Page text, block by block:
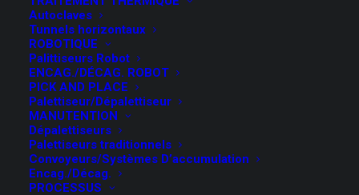
Autoclaves
Tunnels horizontaux
ROBOTIQUE
Palittiseurs Robot
ENCAG./DÉCAG. ROBOT
PICK AND PLACE
Palettiseur/Dépalettiseur
MANUTENTION
Dépalettiseurs
Palettiseurs traditionnels
Convoyeurs/Systèmes D’accumulation
Encag./Décag.
PROCESSUS